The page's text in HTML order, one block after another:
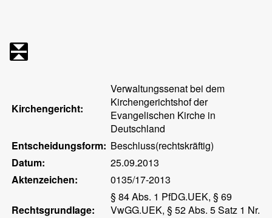
Kirchengericht:
Verwaltungssenat bei dem
Kirchengerichtshof der
Evangelischen Kirche in
Deutschland
Entscheidungsform: Beschluss(rechtskräftig)
Datum:
25.09.2013
Aktenzeichen:
0135/17-2013
Rechtsgrundlage:
§ 84 Abs. 1 PfDG.UEK, § 69
VwGG.UEK, § 52 Abs. 5 Satz 1 Nr.